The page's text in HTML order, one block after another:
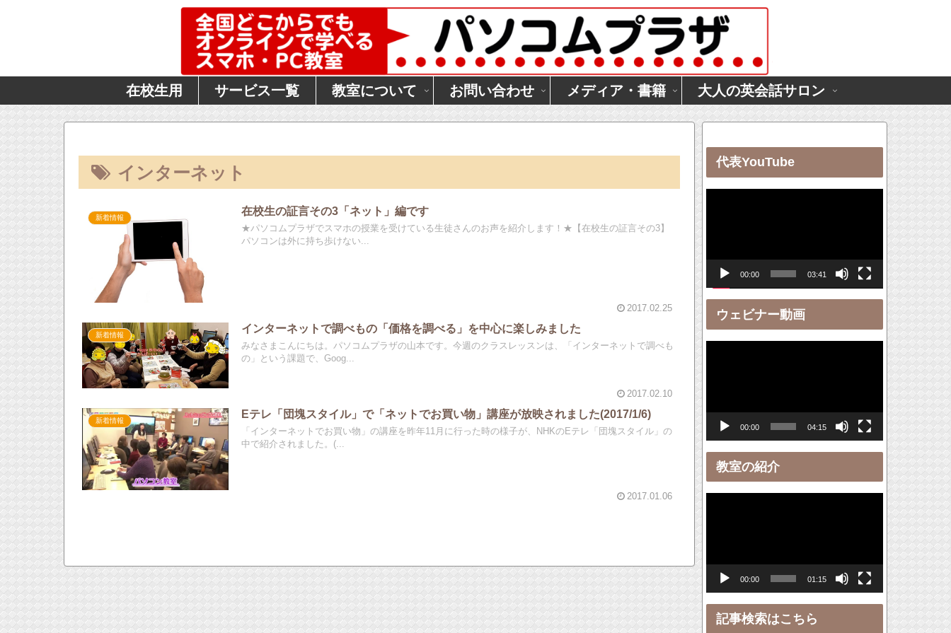
在校生用 サービス一覧 教室について お問い合わせ メディア・書籍 大人の英会話サロン
インターネット
新着情報
在校生の証言その3「ネット」編です
★パソコムプラザでスマホの授業を受けている生徒さんのお声を紹介します！★【在校生の証言その3】
パソコンは外に持ち歩けない...
2017.02.25
新着情報
インターネットで調べもの「価格を調べる」を中心に楽しみました
みなさまこんにちは。パソコムプラザの山本です。今週のクラスレッスンは、「インターネットで調べも
の」という課題で、Goog...
2017.02.10
新着情報
Eテレ「団塊スタイル」で「ネットでお買い物」講座が放映されました(2017/1/6)
「インターネットでお買い物」の講座を昨年11月に行った時の様子が、NHKのEテレ「団塊スタイル」の
中で紹介されました。(...
2017.01.06
代表YouTube
レ
ヤ
00:00 03:41
ウェビナー動画
レ
ヤ
ー
00:00 04:15
教室の紹介
レ
ヤ
ー
00:00 01:15
記事検索はこちら